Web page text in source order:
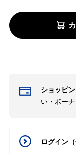
ショッピ
い・ボー
ログイン